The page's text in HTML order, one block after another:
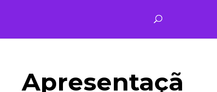
Apresentaçã